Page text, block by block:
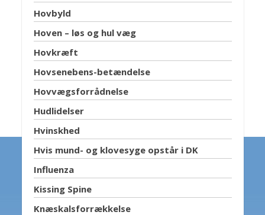
Hovbyld
Hoven – løs og hul væg
Hovkræft
Hovsenebens-betændelse
Hovvægsforrådnelse
Hudlidelser
Hvinskhed
Hvis mund- og klovesyge opstår i DK
Influenza
Kissing Spine
Knæskalsforrækkelse